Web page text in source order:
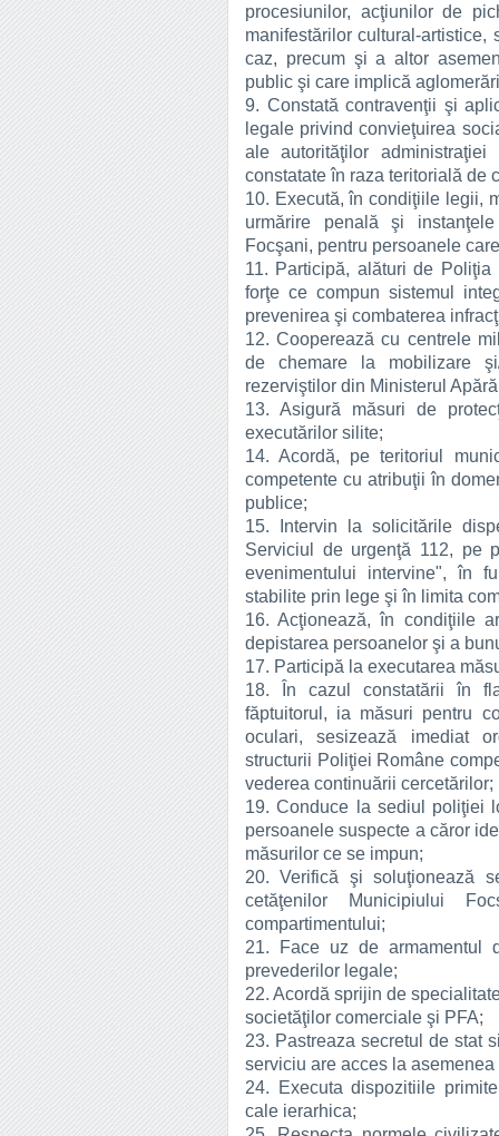
procesiunilor, acţiunilor de
manifestărilor cultural-artistice,
caz, precum şi a altor
public şi care implică
9. Constată contravenţii şi
legale privind convieţuirea
ale autorităţilor
constatate în raza teritorială de
10. Execută, în condiţiile legii,
urmărire penală şi
Focşani, pentru persoanele
11. Participă, alături de
forţe ce compun sistemul
prevenirea şi combaterea
12. Cooperează cu centrele
de chemare la mobilizare
rezerviştilor din Ministerul
13. Asigură măsuri de
executărilor silite;
14. Acordă, pe teritoriul
competente cu atribuţii în
publice;
15. Intervin la solicitările
Serviciul de urgenţă 112, pe
evenimentului intervine", în
stabilite prin lege şi în limita
16. Acţionează, în condiţiile
depistarea persoanelor şi a
17. Participă la executarea
18. În cazul constatării în
făptuitorul, ia măsuri pentru
oculari, sesizează imediat
structurii Poliţiei Române
vederea continuării cercetărilor;
19. Conduce la sediul poliţiei
persoanele suspecte a căror
măsurilor ce se impun;
20. Verifică şi soluţionează
cetăţenilor Municipiului
compartimentului;
21. Face uz de armamentul
prevederilor legale;
22. Acordă sprijin de
societăţilor comerciale şi PFA;
23. Pastreaza secretul de stat
serviciu are acces la
24. Executa dispozitiile
cale ierarhica;